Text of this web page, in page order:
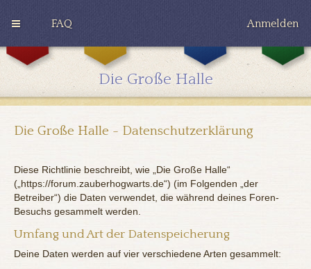
FAQ Anmelden
G
i
n
H
u
e
p
f
R
n
c
a
Die Große Halle
Die Große Halle - Datenschutzerklärung
Diese Richtlinie beschreibt, wie „Die Große Halle“
(„https://forum.zauberhogwarts.de“) (im Folgenden „der
Betreiber“) die Daten verwendet, die während deines Foren-
Besuchs gesammelt werden.
Umfang und Art der Datenspeicherung
Deine Daten werden auf vier verschiedene Arten gesammelt: